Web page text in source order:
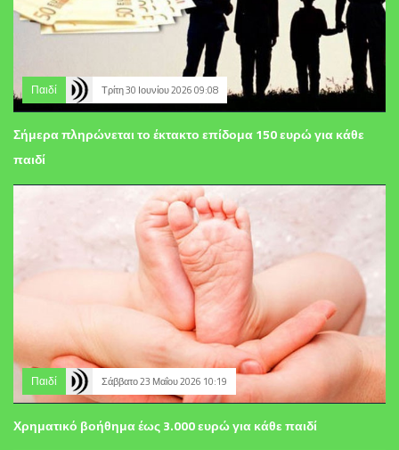
Παιδί Τρίτη 30 Ιουνίου 2026 09:08
Σήμερα πληρώνεται το έκτακτο επίδομα 150 ευρώ για κάθε
παιδί
Παιδί Σάββατο 23 Μαΐου 2026 10:19
Χρηματικό βοήθημα έως 3.000 ευρώ για κάθε παιδί